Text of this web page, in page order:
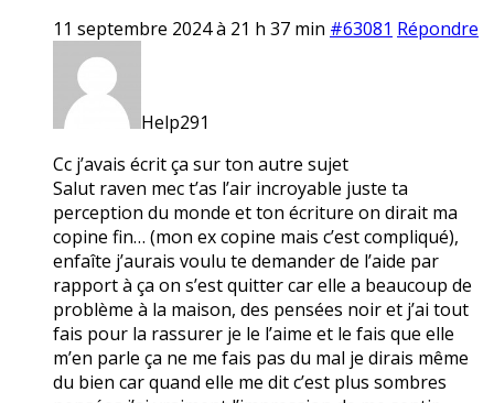
11 septembre 2024 à 21 h 37 min #63081 Répondre
Help291
Cc j’avais écrit ça sur ton autre sujet
Salut raven mec t’as l’air incroyable juste ta
perception du monde et ton écriture on dirait ma
copine fin… (mon ex copine mais c’est compliqué),
enfaîte j’aurais voulu te demander de l’aide par
rapport à ça on s’est quitter car elle a beaucoup de
problème à la maison, des pensées noir et j’ai tout
fais pour la rassurer je le l’aime et le fais que elle
m’en parle ça ne me fais pas du mal je dirais même
du bien car quand elle me dit c’est plus sombres